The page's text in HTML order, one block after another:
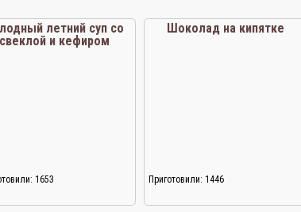
летний суп со
свеклой и кефиром
1653
Шоколад на кипятке
Приготовили: 1446